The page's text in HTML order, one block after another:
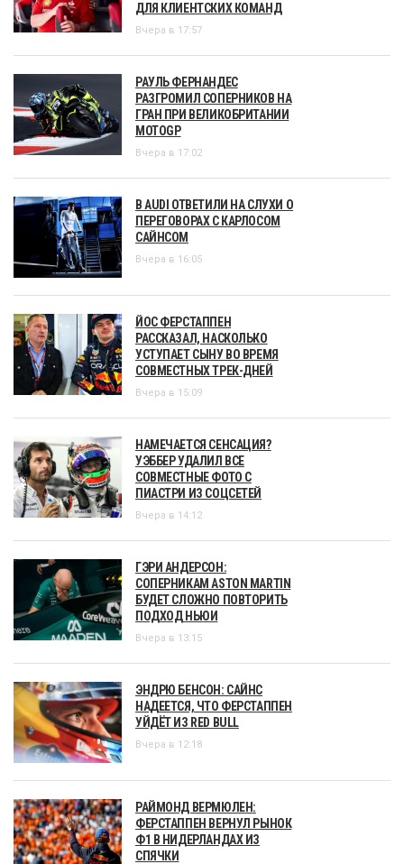
ДЛЯ КЛИЕНТСКИХ КОМАНД
Вчера в 17:57
РАУЛЬ ФЕРНАНДЕС
РАЗГРОМИЛ СОПЕРНИКОВ НА
ГРАН ПРИ ВЕЛИКОБРИТАНИИ
MOTOGP
Вчера в 17:02
В AUDI ОТВЕТИЛИ НА СЛУХИ О
ПЕРЕГОВОРАХ С КАРЛОСОМ
САЙНСОМ
Вчера в 16:05
ЙОС ФЕРСТАППЕН
РАССКАЗАЛ, НАСКОЛЬКО
УСТУПАЕТ СЫНУ ВО ВРЕМЯ
СОВМЕСТНЫХ ТРЕК-ДНЕЙ
Вчера в 15:09
НАМЕЧАЕТСЯ СЕНСАЦИЯ?
УЭББЕР УДАЛИЛ ВСЕ
СОВМЕСТНЫЕ ФОТО С
ПИАСТРИ ИЗ СОЦСЕТЕЙ
Вчера в 14:12
ГЭРИ АНДЕРСОН:
СОПЕРНИКАМ ASTON MARTIN
БУДЕТ СЛОЖНО ПОВТОРИТЬ
ПОДХОД НЬЮИ
Вчера в 13:15
ЭНДРЮ БЕНСОН: САЙНС
НАДЕЕТСЯ, ЧТО ФЕРСТАППЕН
УЙДЁТ ИЗ RED BULL
Вчера в 12:18
РАЙМОНД ВЕРМЮЛЕН:
ФЕРСТАППЕН ВЕРНУЛ РЫНОК
Ф1 В НИДЕРЛАНДАХ ИЗ
СПЯЧКИ